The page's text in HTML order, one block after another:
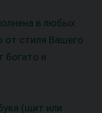
в любых
от стиля Вашего
богато и
(щит или